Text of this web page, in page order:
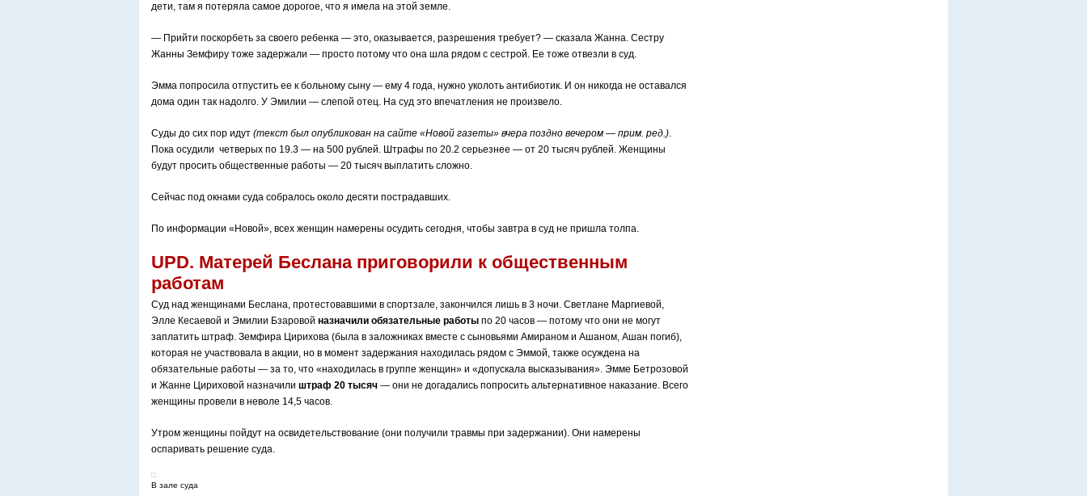
дети, там я потеряла самое дорогое, что я имела на этой земле.
— Прийти поскорбеть за своего ребенка — это, оказывается, разрешения требует? — сказала Жанна. Сестру
Жанны Земфиру тоже задержали — просто потому что она шла рядом с сестрой. Ее тоже отвезли в суд.
Эмма попросила отпустить ее к больному сыну — ему 4 года, нужно уколоть антибиотик. И он никогда не оставался
дома один так надолго. У Эмилии — слепой отец. На суд это впечатления не произвело.
Суды до сих пор идут (текст был опубликован на сайте «Новой газеты» вчера поздно вечером — прим. ред.).
Пока осудили четверых по 19.3 — на 500 рублей. Штрафы по 20.2 серьезнее — от 20 тысяч рублей. Женщины
будут просить общественные работы — 20 тысяч выплатить сложно.
Сейчас под окнами суда собралось около десяти пострадавших.
По информации «Новой», всех женщин намерены осудить сегодня, чтобы завтра в суд не пришла толпа.
UPD. Матерей Беслана приговорили к общественным
работам
Суд над женщинами Беслана, протестовавшими в спортзале, закончился лишь в 3 ночи. Светлане Маргиевой,
Элле Кесаевой и Эмилии Бзаровой назначили обязательные работы по 20 часов — потому что они не могут
заплатить штраф. Земфира Цирихова (была в заложниках вместе с сыновьями Амираном и Ашаном, Ашан погиб),
которая не участвовала в акции, но в момент задержания находилась рядом с Эммой, также осуждена на
обязательные работы — за то, что «находилась в группе женщин» и «допускала высказывания». Эмме Бетрозовой
и Жанне Цириховой назначили штраф 20 тысяч — они не догадались попросить альтернативное наказание. Всего
женщины провели в неволе 14,5 часов.
Утром женщины пойдут на освидетельствование (они получили травмы при задержании). Они намерены
оспаривать решение суда.
В зале суда